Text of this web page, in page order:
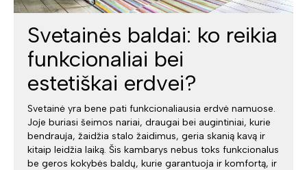
Svetainės baldai: ko reikia
funkcionaliai bei
estetiškai erdvei?
Svetainė yra bene pati funkcionaliausia erdvė namuose.
Joje buriasi šeimos nariai, draugai bei augintiniai, kurie
bendrauja, žaidžia stalo žaidimus, geria skanią kavą ir
kitaip leidžia laiką. Šis kambarys nebus toks funkcionalus
be geros kokybės baldų, kurie garantuoja ir komfortą, ir